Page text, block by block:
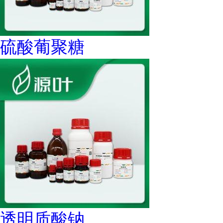
硫酸葡聚糖
透明质酸钠